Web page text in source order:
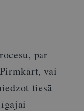
par
vai
tiesā